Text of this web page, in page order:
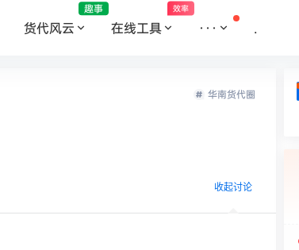
货代风云
趣事
在线工具
效率
··· .
华南货代圈
收起讨论